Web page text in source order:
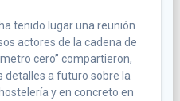
tenido lugar una reunión
actores de la cadena de
cero” compartieron,
detalles a futuro sobre la
y en concreto en